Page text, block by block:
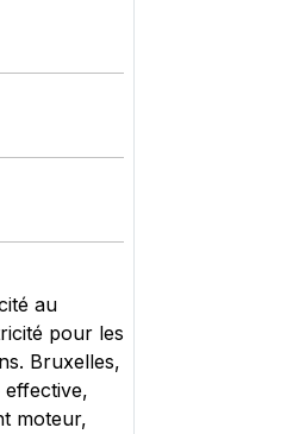
au
pour les
Bruxelles,
moteur,